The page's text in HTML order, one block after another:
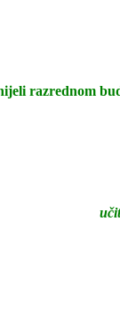
razrednom